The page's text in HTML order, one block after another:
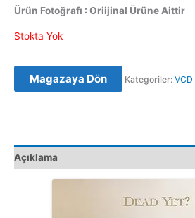
Ürün Fotoğrafı : Oriijinal Ürüne Aittir
Stokta Yok
Magazaya Dön Kategoriler: VCD
Açıklama